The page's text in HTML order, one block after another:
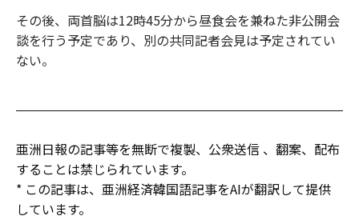
その後、両首脳は12時45分から昼食会を兼ねた非公開会
談を行う予定であり、別の共同記者会見は予定されてい
ない。
亜洲日報の記事等を無断で複製、公衆送信 、翻案、配布
することは禁じられています。
* この記事は、亜洲経済韓国語記事をAIが翻訳して提供
しています。